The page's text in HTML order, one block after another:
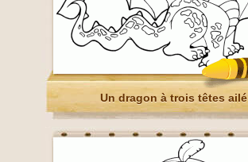
Un dragon à trois têtes ailé